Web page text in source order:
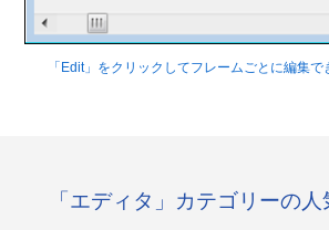
「Edit」をクリックしてフレームごとに編集で
「エディタ」カテゴリーの